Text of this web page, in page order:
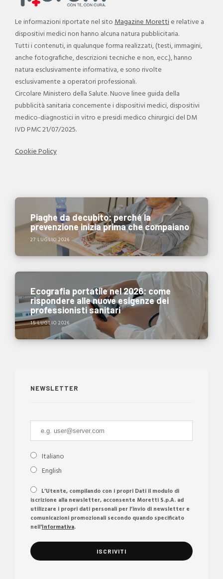
Le informazioni riportate nel sitoMagazine Morettie relative a
dispositivi medici non hanno alcuna natura pubblicitaria.
Tutti i contenuti, in qualunque forma realizzati, (testi, immagini,
anche fotografiche, descrizioni tecniche e non, ecc.), hanno
natura esclusivamente informativa, e sono rivolte
esclusivamente a operatori professionali.
Circolare Ministero della Salute. Nuove linee guida della
pubblicità sanitaria concernente i dispositivi medici, dispositivi
medico-diagnostici in vitro e presidi medico chirurgici del DM
IVD PMC 21/07/2025.
Cookie Policy
Piaghe da decubito: perché la
prevenzione inizia prima che compaiano
27 LUGLIO 2026
Ecografia portatile nel 2026: come
rispondere alle nuove esigenze dei
professionisti sanitari
15 LUGLIO 2026
NEWSLETTER
Italiano
English
L’Utente, compilando con i propri Dati il modulo di
iscrizione alla newsletter, acconsente Moretti S.p.A. ad
utilizzare i propri dati personali per l’invio di newsletter e
comunicazioni promozionali secondo quando specificato
nell'Informativa.